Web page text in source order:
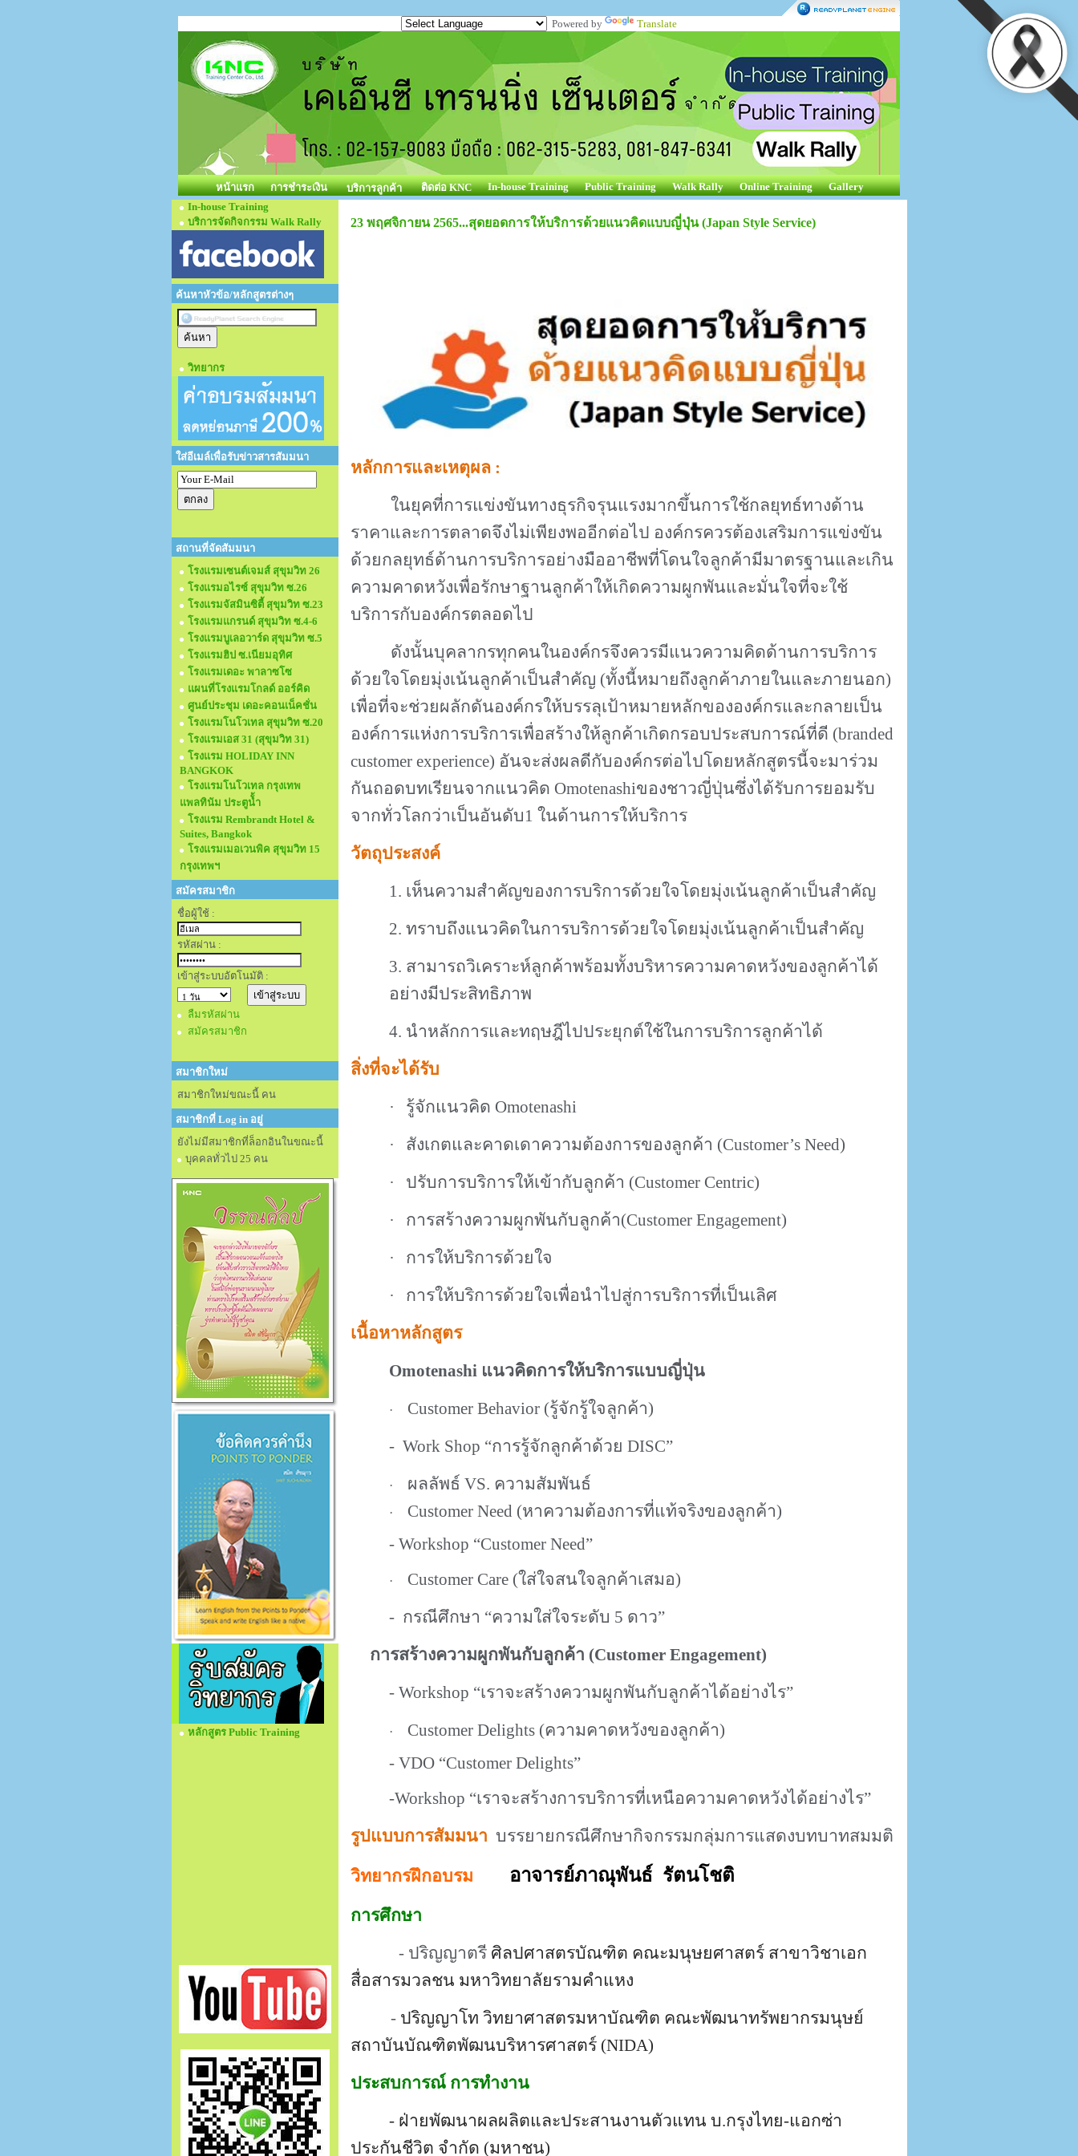
Powered by Translate
หน้าแรก การชำระเงิน บริการลูกค้า ติดต่อ KNC In-house Training Public Training Walk Rally Online Training
Gallery
In-house Training
บริการจัดกิจกรรม Walk Rally
ค้นหาหัวข้อ/หลักสูตรต่างๆ
วิทยากร
ใส่อีเมล์เพื่อรับข่าวสารสัมมนา
สถานที่จัดสัมมนา
โรงแรมเซนต์เจมส์ สุขุมวิท 26
โรงแรมอไรซ์ สุขุมวิท ซ.26
โรงแรมจัสมินซิตี้ สุขุมวิท ซ.23
โรงแรมแกรนด์ สุขุมวิท ซ.4-6
โรงแรมบูเลอวาร์ด สุขุมวิท ซ.5
โรงแรมฮิป ซ.เนียมอุทิศ
โรงแรมเดอะ พาลาซโซ
แผนที่โรงแรมโกลด์ ออร์คิด
ศูนย์ประชุม เดอะคอนเน็คชั่น
โรงแรมโนโวเทล สุขุมวิท ซ.20
โรงแรมเอส 31 (สุขุมวิท 31)
โรงแรม HOLIDAY INN
BANGKOK
โรงแรมโนโวเทล กรุงเทพ
แพลทินัม ประตูนั้ำ
โรงแรม Rembrandt Hotel &
Suites, Bangkok
โรงแรมเมอเวนพิค สุขุมวิท 15
กรุงเทพฯ
สมัครสมาชิก
ชื่อผู้ใช้ :
รหัสผ่าน :
เข้าสู่ระบบอัตโนมัติ :
ลืมรหัสผ่าน
สมัครสมาชิก
สมาชิกใหม่
สมาชิกใหม่ขณะนี้ คน
สมาชิกที่ Log in อยู่
ยังไม่มีสมาชิกที่ล็อกอินในขณะนี้
บุคคลทั่วไป 25 คน
หลักสูตร Public Training
23 พฤศจิกายน 2565...สุดยอดการให้บริการด้วยแนวคิดแบบญี่ปุ่น (Japan Style Service)
หลักการและเหตุผล:
ในยุคที่การแข่งขันทางธุรกิจรุนแรงมากขึ้นการใช้กลยุทธ์ทางด้าน
ราคาและการตลาดจึงไม่เพียงพออีกต่อไป องค์กรควรต้องเสริมการแข่งขัน
ด้วยกลยุทธ์ด้านการบริการอย่างมืออาชีพที่โดนใจลูกค้ามีมาตรฐานและเกิน
ความคาดหวังเพื่อรักษาฐานลูกค้าให้เกิดความผูกพันและมั่นใจที่จะใช้
บริการกับองค์กรตลอดไป
ดังนั้นบุคลากรทุกคนในองค์กรจึงควรมีแนวความคิดด้านการบริการ
ด้วยใจโดยมุ่งเน้นลูกค้าเป็นสำคัญ (ทั้งนี้หมายถึงลูกค้าภายในและภายนอก)
เพื่อที่จะช่วยผลักดันองค์กรให้บรรลุเป้าหมายหลักขององค์กรและกลายเป็น
องค์การแห่งการบริการเพื่อสร้างให้ลูกค้าเกิดกรอบประสบการณ์ที่ดี (branded
customer experience) อันจะส่งผลดีกับองค์กรต่อไปโดยหลักสูตรนี้จะมาร่วม
กันถอดบทเรียนจากแนวคิด Omotenashiของชาวญี่ปุ่นซึ่งได้รับการยอมรับ
จากทั่วโลกว่าเป็นอันดับ1 ในด้านการให้บริการ
วัตถุประสงค์
1. เห็นความสำคัญของการบริการด้วยใจโดยมุ่งเน้นลูกค้าเป็นสำคัญ
2. ทราบถึงแนวคิดในการบริการด้วยใจโดยมุ่งเน้นลูกค้าเป็นสำคัญ
3. สามารถวิเคราะห์ลูกค้าพร้อมทั้งบริหารความคาดหวังของลูกค้าได้
อย่างมีประสิทธิภาพ
4. นำหลักการและทฤษฎีไปประยุกต์ใช้ในการบริการลูกค้าได้
สิ่งที่จะได้รับ
·
รู้จักแนวคิด Omotenashi
·
สังเกตและคาดเดาความต้องการของลูกค้า (Customer’s Need)
·
ปรับการบริการให้เข้ากับลูกค้า (Customer Centric)
·
การสร้างความผูกพันกับลูกค้า(Customer Engagement)
·
การให้บริการด้วยใจ
·
การให้บริการด้วยใจเพื่อนำไปสู่การบริการที่เป็นเลิศ
เนื้อหาหลักสูตร
Omotenashiแนวคิดการให้บริการแบบญี่ปุ่น
· Customer Behavior (รู้จักรู้ใจลูกค้า)
- Work Shop “การรู้จักลูกค้าด้วย DISC”
· ผลลัพธ์ VS. ความสัมพันธ์
· Customer Need (หาความต้องการที่แท้จริงของลูกค้า)
- Workshop “Customer Need”
· Customer Care (ใส่ใจสนใจลูกค้าเสมอ)
- กรณีศึกษา “ความใส่ใจระดับ 5 ดาว”
การสร้างความผูกพันกับลูกค้า (Customer Engagement)
- Workshop “เราจะสร้างความผูกพันกับลูกค้าได้อย่างไร”
· Customer Delights (ความคาดหวังของลูกค้า)
- VDO “Customer Delights”
-Workshop “เราจะสร้างการบริการที่เหนือความคาดหวังได้อย่างไร”
รูปแบบการสัมมนา บรรยายกรณีศึกษากิจกรรมกลุ่มการแสดงบทบาทสมมติ
วิทยากรฝึกอบรม อาจารย์ภาณุพันธ์ รัตนโชติ
การศึกษา
- ปริญญาตรี ศิลปศาสตรบัณฑิต คณะมนุษยศาสตร์ สาขาวิชาเอก
สื่อสารมวลชน มหาวิทยาลัยรามคำแหง
- ปริญญาโท วิทยาศาสตรมหาบัณฑิต คณะพัฒนาทรัพยากรมนุษย์
สถาบันบัณฑิตพัฒนบริหารศาสตร์ (NIDA)
ประสบการณ์ การทำงาน
- ฝ่ายพัฒนาผลผลิตและประสานงานตัวแทน บ.กรุงไทย-แอกซ่า
ประกันชีวิต จำกัด (มหาชน)